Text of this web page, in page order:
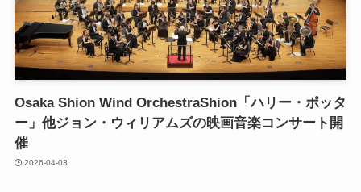
Osaka Shion Wind OrchestraShion「ハリー・ポッタ
ー」他ジョン・ウィリアムズの映画⾳楽コンサート開
催
2026-04-03